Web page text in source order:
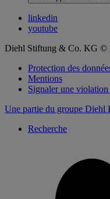
linkedin
youtube
Diehl Stiftung & Co. KG ©
Protection des
Mentions
Signaler une
Une partie du groupe Diehl
Recherche